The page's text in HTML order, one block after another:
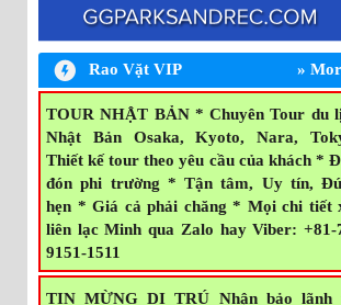
Rao Vặt VIP »
RĂNG GIẢ - Lic #178302. Nhận làm
giả tháo lắp, trồng răng cố định răng sứ,
chữa nhanh hàm lỏng, thêm răng, nứt,
nhanh, rẻ đẹp. L/L: nha sĩ Tony Minh.
Westminster Blvd., #D, Westminster,
92683 (Beach & Westminster) * 714-
7682
TOUR NHẬT BẢN * Chuyên Tour du
Nhật Bản Osaka, Kyoto, Nara,
Thiết kế tour theo yêu cầu của khách *
đón phi trường * Tận tâm, Uy tín,
hẹn * Giá cả phải chăng * Mọi chi tiết
liên lạc Minh qua Zalo hay Viber: +81-
9151-1511